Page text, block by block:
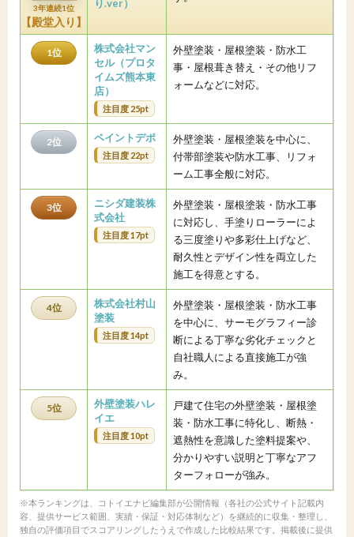
3年連続1位
【殿堂入り】
り.ver）
1位
株式会社マン
セル（プロタ
イムズ熊本東
店）
注目度 25pt
外壁塗装・屋根塗装・防水工
事・屋根葺き替え・その他リフ
ォームなどに対応。
2位 ペイントデポ
注目度 22pt
外壁塗装・屋根塗装を中心に、
付帯部塗装や防水工事、リフォ
ーム工事全般に対応。
3位
ニシダ建装株
式会社
注目度 17pt
外壁塗装・屋根塗装・防水工事
に対応し、手塗りローラーによ
る三度塗りや多彩仕上げなど、
耐久性とデザイン性を両立した
施工を得意とする。
4位
株式会社村山
塗装
注目度 14pt
外壁塗装・屋根塗装・防水工事
を中心に、サーモグラフィー診
断による丁寧な劣化チェックと
自社職人による直接施工が強
み。
5位
外壁塗装ハレ
イエ
注目度 10pt
戸建て住宅の外壁塗装・屋根塗
装・防水工事に特化し、断熱・
遮熱性を意識した塗料提案や、
分かりやすい説明と丁寧なアフ
ターフォローが強み。
※本ランキングは、コトイエナビ編集部が公開情報（各社の公式サイト記載内
容、提供サービス範囲、実績・保証・対応体制など）を継続的に収集・整理し、
独自の評価項目でスコアリングしたうえで作成した比較結果です。掲載後に提供